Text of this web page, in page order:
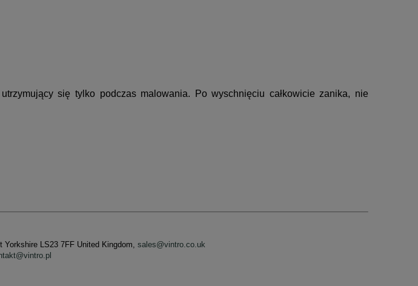
się tylko podczas malowania. Po wyschnięciu całkowicie zanika, nie
LS23 7FF United Kingdom, sales@vintro.co.uk